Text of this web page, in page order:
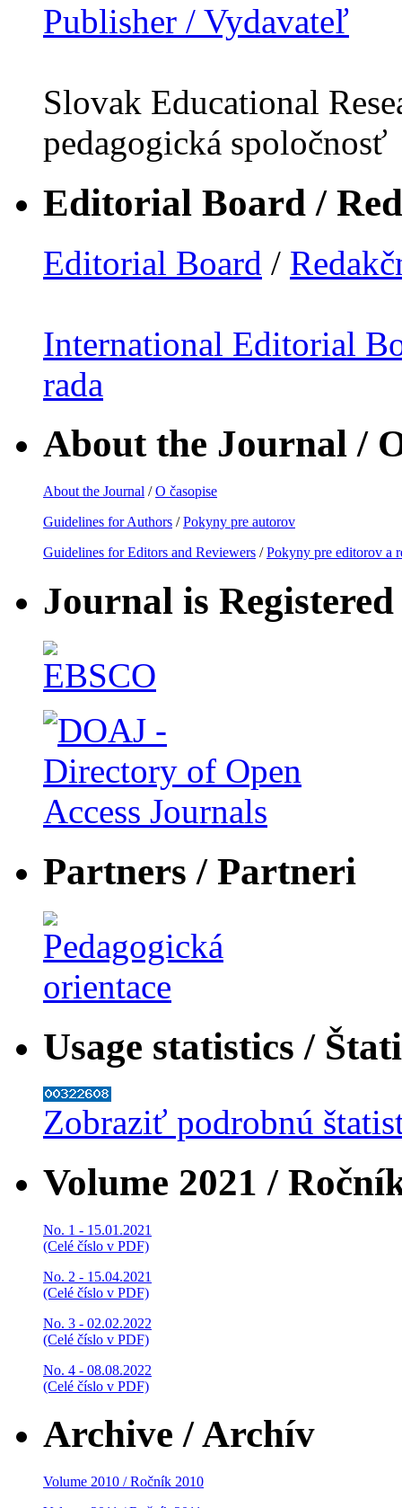
Publisher / Vydavateľ
Slovak Educational
pedagogická spoločnosť
Editorial Board /
Editorial Board /
International Editorial
rada
About the Journal /
About the Journal /O časopise
Guidelines for Authors /Pokyny pre autorov
Guidelines for Editors and Reviewers /Pokyny pre editorov a
Journal is
Partners / Partneri
Usage statistics /
Zobraziť podrobnú
Volume 2021 /
No. 1 - 15.01.2021
(Celé číslo v PDF)
No. 2 - 15.04.2021
(Celé číslo v PDF)
No. 3 - 02.02.2022
(Celé číslo v PDF)
No. 4 - 08.08.2022
(Celé číslo v PDF)
Archive / Archív
Volume 2010 / Ročník 2010